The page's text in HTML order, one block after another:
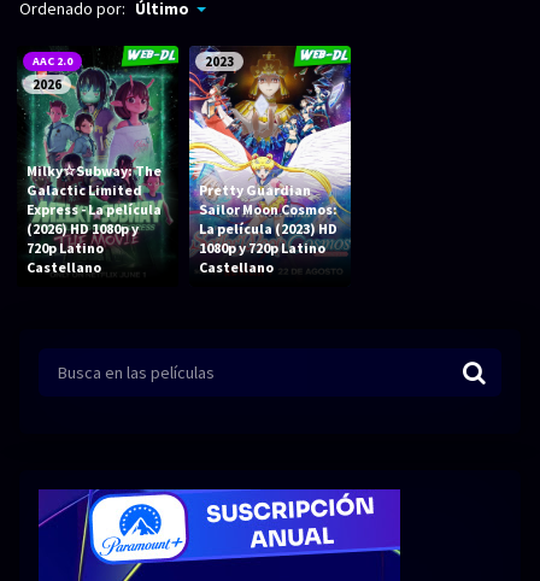
720p 60 FPS
h265 HEVC 1080p REMUX
Bluray Completos
GÉNEROS
Acción Animación
Comedia Crimen
Terror
Fantástico Romance
Bélico Thriller
Ordenado por: Último
AAC 2.0
2026
Milky☆Subway: The
Galactic Limited
Express - La película
(2026) HD 1080p y
720p Latino
Castellano
2023
Pretty Guardian
Sailor Moon Cosmos:
La película (2023) HD
1080p y 720p Latino
Castellano